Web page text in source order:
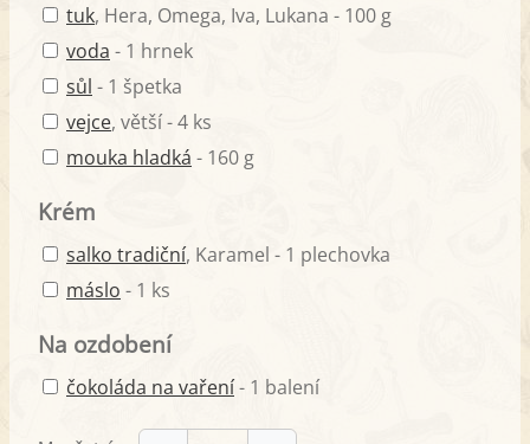
tuk, Hera, Omega, Iva, Lukana - 100 g
voda - 1 hrnek
sůl - 1 špetka
vejce, větší - 4 ks
mouka hladká - 160 g
Krém
salko tradiční, Karamel - 1 plechovka
máslo - 1 ks
Na ozdobení
čokoláda na vaření- 1 balení